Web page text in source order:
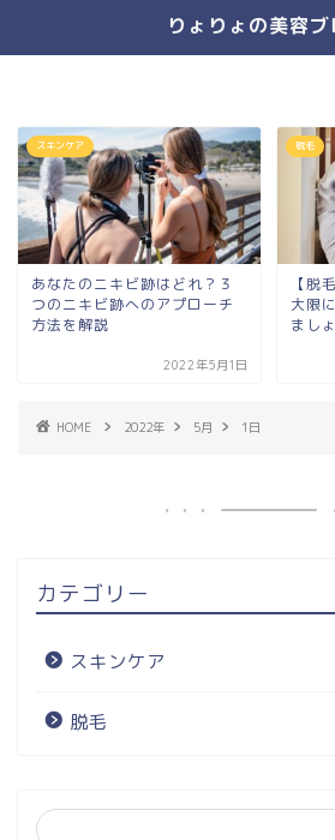
りょりょの美容ブ
スキンケア
あなたのニキビ跡はどれ？３
つのニキビ跡へのアプローチ
方法を解説
2022年5月1日
脱毛
【脱
大限
まし
HOME 2022年 5月 1日
カテゴリー
スキンケア
脱毛